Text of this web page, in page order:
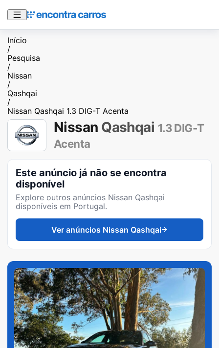
Início
/
Pesquisa
/
Nissan
/
Qashqai
/
Nissan Qashqai 1.3 DIG-T Acenta
Nissan Qashqai 1.3 DIG-T
Acenta
Este anúncio já não se encontra
disponível
Explore outros anúncios Nissan Qashqai
disponíveis em Portugal.
Ver anúncios Nissan Qashqai